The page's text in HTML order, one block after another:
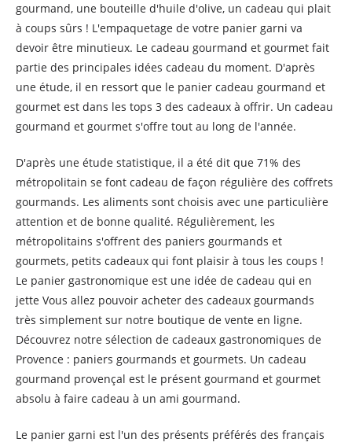
gourmand, une bouteille d'huile d'olive, un cadeau qui plait
à coups sûrs ! L'empaquetage de votre panier garni va
devoir être minutieux. Le cadeau gourmand et gourmet fait
partie des principales idées cadeau du moment. D'après
une étude, il en ressort que le panier cadeau gourmand et
gourmet est dans les tops 3 des cadeaux à offrir. Un cadeau
gourmand et gourmet s'offre tout au long de l'année.
D'après une étude statistique, il a été dit que 71% des
métropolitain se font cadeau de façon régulière des coffrets
gourmands. Les aliments sont choisis avec une particulière
attention et de bonne qualité. Régulièrement, les
métropolitains s'offrent des paniers gourmands et
gourmets, petits cadeaux qui font plaisir à tous les coups !
Le panier gastronomique est une idée de cadeau qui en
jette Vous allez pouvoir acheter des cadeaux gourmands
très simplement sur notre boutique de vente en ligne.
Découvrez notre sélection de cadeaux gastronomiques de
Provence : paniers gourmands et gourmets. Un cadeau
gourmand provençal est le présent gourmand et gourmet
absolu à faire cadeau à un ami gourmand.
Le panier garni est l'un des présents préférés des français